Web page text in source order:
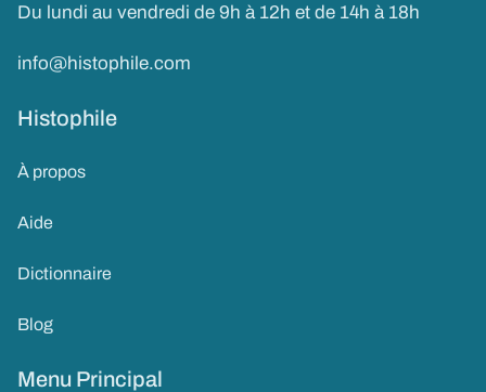
Du lundi au vendredi de 9h à 12h et de 14h à 18h
info@histophile.com
Histophile
À propos
Aide
Dictionnaire
Blog
Menu Principal